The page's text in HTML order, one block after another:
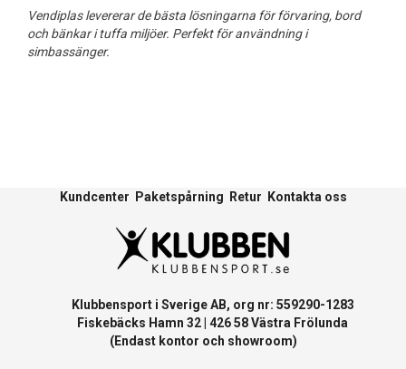
Vendiplas levererar de bästa lösningarna för förvaring, bord
och bänkar i tuffa miljöer. Perfekt för användning i
simbassänger.
Kundcenter Paketspårning Retur Kontakta oss
Klubbensport i Sverige AB, org nr: 559290-1283
Fiskebäcks Hamn 32 | 426 58 Västra Frölunda
(Endast kontor och showroom)